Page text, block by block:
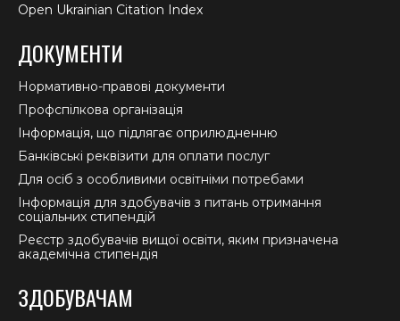
Open Ukrainian Citation Index
ДОКУМЕНТИ
Нормативно-правові документи
Профспілкова організація
Інформація, що підлягає оприлюдненню
Банківські реквізити для оплати послуг
Для осіб з особливими освітніми потребами
Інформація для здобувачів з питань отримання
соціальних стипендій
Реєстр здобувачів вищої освіти, яким призначена
академічна стипендія
ЗДОБУВАЧАМ